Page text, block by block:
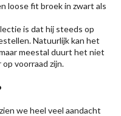
loose fit broek in zwart als
is dat hij steeds op
Natuurlijk kan het
meestal duurt het niet
voorraad zijn.
we heel veel aandacht